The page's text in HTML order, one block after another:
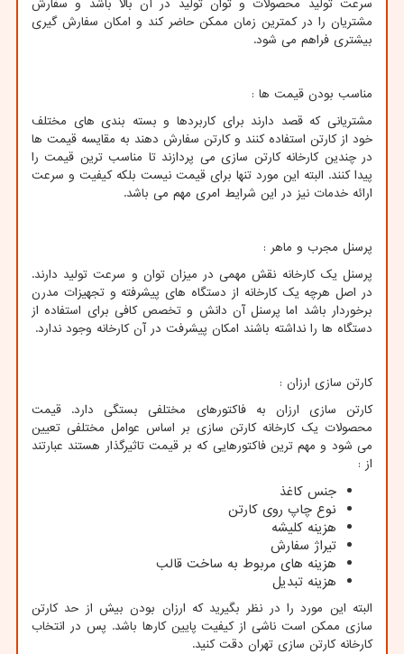
سرعت تولید محصولات و توان تولید در آن بالا باشد و سفارش
مشتریان را در کمترین زمان ممکن حاضر کند و امکان سفارش گیری
بیشتری فراهم می شود.
مناسب بودن قیمت ها :
مشتریانی که قصد دارند برای کاربردها و بسته بندی های مختلف
خود از کارتن استفاده کنند و کارتن سفارش دهند به مقایسه قیمت ها
در چندین کارخانه کارتن سازی می پردازند تا مناسب ترین قیمت را
پیدا کنند. البته این مورد تنها برای قیمت نیست بلکه کیفیت و سرعت
ارائه خدمات نیز در این شرایط امری مهم می باشد.
پرسنل مجرب و ماهر :
پرسنل یک کارخانه نقش مهمی در میزان توان و سرعت تولید دارند.
در اصل هرچه یک کارخانه از دستگاه های پیشرفته و تجهیزات مدرن
برخوردار باشد اما پرسنل آن دانش و تخصص کافی برای استفاده از
دستگاه ها را نداشته باشند امکان پیشرفت در آن کارخانه وجود ندارد.
کارتن سازی ارزان :
کارتن سازی ارزان به فاکتورهای مختلفی بستگی دارد. قیمت
محصولات یک کارخانه کارتن سازی بر اساس عوامل مختلفی تعیین
می شود و مهم ترین فاکتورهایی که بر قیمت تاثیرگذار هستند عبارتند
از :
جنس کاغذ
نوع چاپ روی کارتن
هزینه کلیشه
تیراژ سفارش
هزینه های مربوط به ساخت قالب
هزینه تبدیل
البته این مورد را در نظر بگیرید که ارزان بودن بیش از حد کارتن
سازی ممکن است ناشی از کیفیت پایین کارها باشد. پس در انتخاب
کارخانه کارتن سازی تهران دقت کنید.